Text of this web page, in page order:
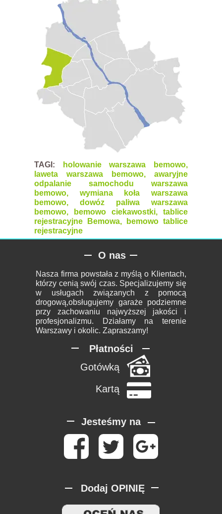
Kartą
Gotówką
Płatności
Dodaj OPINIĘ
Jesteśmy na
Nasza firma powstała z myślą o Klientach,
którzy cenią swój czas. Specjalizujemy się
w usługach związanych z pomocą
drogową,obsługujemy garaże podziemne
przy zachowaniu najwyższej jakości i
profesjonalizmu. Działamy na terenie
Warszawy i okolic. Zapraszamy!
O nas
TAGI: holowanie warszawa bemowo,
laweta warszawa bemowo, awaryjne
odpalanie samochodu warszawa
bemowo, wymiana koła warszawa
bemowo, dowóz paliwa warszawa
bemowo, bemowo ciekawostki, tablice
rejestracyjne Bemowa, bemowo tablice
rejestracyjne